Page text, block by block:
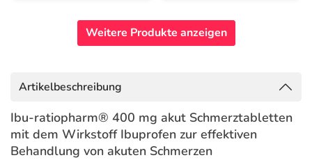
Weitere Produkte anzeigen
Artikelbeschreibung
Ibu-ratiopharm® 400 mg akut Schmerztabletten
mit dem Wirkstoff Ibuprofen zur effektiven
Behandlung von akuten Schmerzen